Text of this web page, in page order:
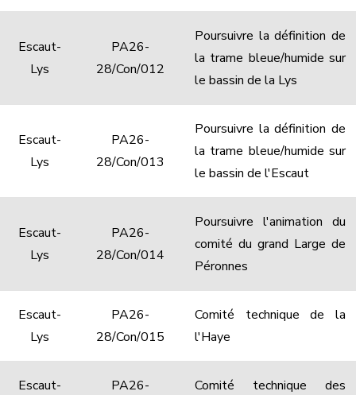
Escaut-
Lys
PA26-
28/Con/012
Poursuivre la définition de
la trame bleue/humide sur
le bassin de la Lys
Escaut-
Lys
PA26-
28/Con/013
Poursuivre la définition de
la trame bleue/humide sur
le bassin de l'Escaut
Escaut-
Lys
PA26-
28/Con/014
Poursuivre l'animation du
comité du grand Large de
Péronnes
Escaut-
Lys
PA26-
28/Con/015
Comité technique de la
l'Haye
Escaut-
PA26-
Comité technique des